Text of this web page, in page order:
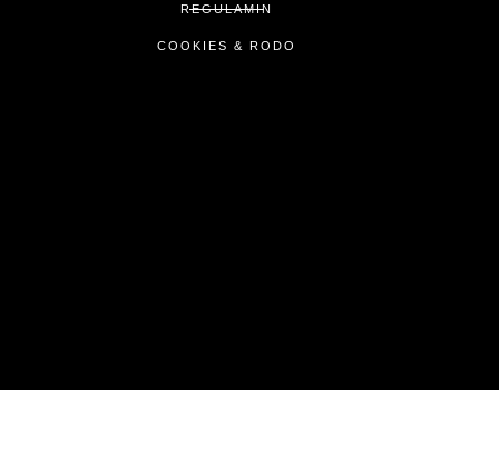
REGULAMIN
COOKIES & RODO